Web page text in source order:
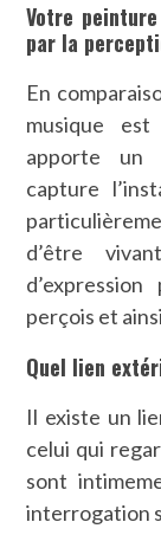
Votre
par la
En
musique
apporte un
capture
d’être
perçois et
Quel lien
Il existe un
celui qui
sont
interrogation